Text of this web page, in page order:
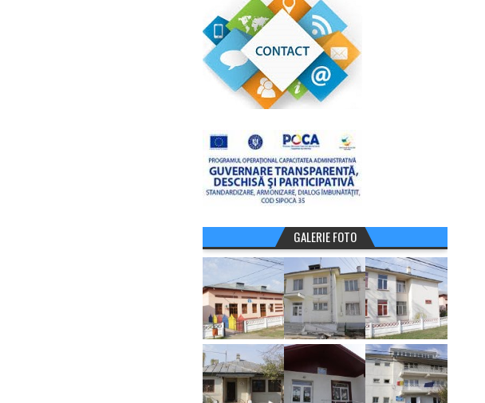
GALERIE FOTO